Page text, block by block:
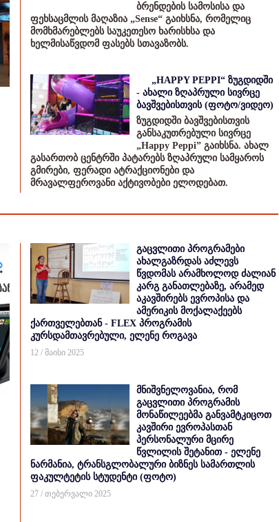
ბრენდების სამოსისა და
ფეხსაცმლის მაღაზია „Sense“ გაიხსნა, რომელიც
მომხმარებლებს საუკეთესო ხარისხსა და
ხელმისაწვდომ ფასებს სთავაზობს.
„HAPPY PEPPI“ ზუგდიდში
- ახალი ზღაპრული სივრცე
ბავშვებისთვის (ფოტო/ვიდეო)
ზუგდიდში ბავშვებისთვის
განსაკუთრებული სივრცე
„Happy Peppi” გაიხსნა. ახალ
გასართობ ცენტრში პატარებს ზღაპრული სამყაროს
გმირები, ფერადი ატრაქციონები და
მრავალფეროვანი აქტივობები ელოდებათ.
გაცვლითი პროგრამები
ახალგაზრდას აძლევს
წვდომას არამხოლოდ ძალიან
კარგ განათლებაზე, არამედ
აკავშირებს ევროპისა და
ამერიკის მოქალაქეებს
ქართველებთან - FLEX პროგრამის
კურსდამთავრებული, ელენე როგავა
12 / მაისი 2025
მნიშვნელოვანია, რომ
გაცვლითი პროგრამის
მონაწილეებმა განვამტკიცოთ
კავშირი ევროპასთან
პერსონალური მცირე
წვლილის შეტანით - ელენე
ნარმანია, ტრანსგლობალური ბიზნეს სამართლის
ფაკულტეტის სტუდენტი (ფოტო)
27 / თებერვალი 2025